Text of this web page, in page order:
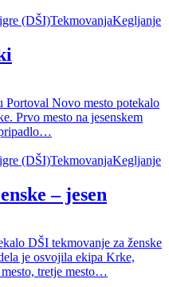
(DŠI)TekmovanjaKegljanje
Portoval Novo mesto potekalo
Prvo mesto na jesenskem
(DŠI)TekmovanjaKegljanje
– jesen
DŠI tekmovanje za ženske
je osvojila ekipa Krke,
tretje mesto…